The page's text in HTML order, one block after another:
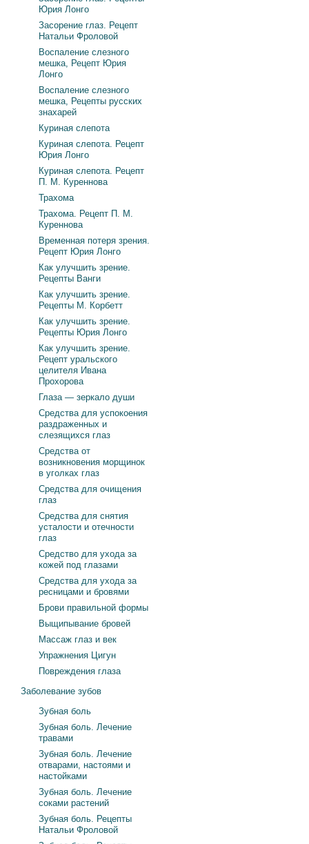
Юрия Лонго
Засорение глаз. Рецепт
Натальи Фроловой
Воспаление слезного
мешка, Рецепт Юрия
Лонго
Воспаление слезного
мешка, Рецепты русских
знахарей
Куриная слепота
Куриная слепота. Рецепт
Юрия Лонго
Куриная слепота. Рецепт
П. М. Куреннова
Трахома
Трахома. Рецепт П. М.
Куреннова
Временная потеря зрения.
Рецепт Юрия Лонго
Как улучшить зрение.
Рецепты Ванги
Как улучшить зрение.
Рецепты М. Корбетт
Как улучшить зрение.
Рецепты Юрия Лонго
Как улучшить зрение.
Рецепт уральского
целителя Ивана
Прохорова
Глаза — зеркало души
Средства для успокоения
раздраженных и
слезящихся глаз
Средства от
возникновения морщинок
в уголках глаз
Средства для очищения
глаз
Средства для снятия
усталости и отечности
глаз
Средство для ухода за
кожей под глазами
Средства для ухода за
ресницами и бровями
Брови правильной формы
Выщипывание бровей
Массаж глаз и век
Упражнения Цигун
Повреждения глаза
Заболевание зубов
Зубная боль
Зубная боль. Лечение
травами
Зубная боль. Лечение
отварами, настоями и
настойками
Зубная боль. Лечение
соками растений
Зубная боль. Рецепты
Натальи Фроловой